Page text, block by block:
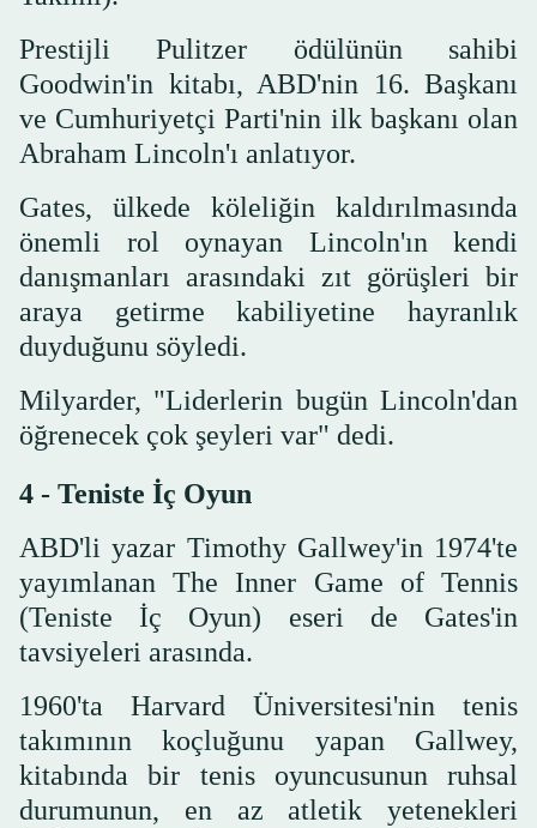
Prestijli Pulitzer ödülünün sahibi
Goodwin'in kitabı, ABD'nin 16. Başkanı
ve Cumhuriyetçi Parti'nin ilk başkanı olan
Abraham Lincoln'ı anlatıyor.
Gates, ülkede köleliğin kaldırılmasında
önemli rol oynayan Lincoln'ın kendi
danışmanları arasındaki zıt görüşleri bir
araya getirme kabiliyetine hayranlık
duyduğunu söyledi.
Milyarder, "Liderlerin bugün Lincoln'dan
öğrenecek çok şeyleri var" dedi.
4 - Teniste İç Oyun
ABD'li yazar Timothy Gallwey'in 1974'te
yayımlanan The Inner Game of Tennis
(Teniste İç Oyun) eseri de Gates'in
tavsiyeleri arasında.
1960'ta Harvard Üniversitesi'nin tenis
takımının koçluğunu yapan Gallwey,
kitabında bir tenis oyuncusunun ruhsal
durumunun, en az atletik yetenekleri